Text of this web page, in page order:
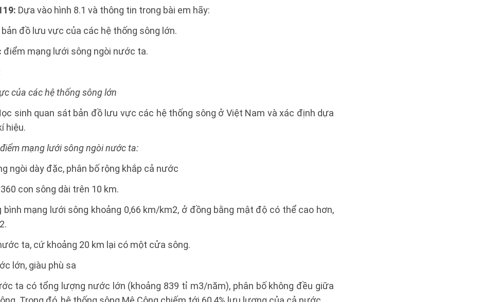
Dựa vào hình 8.1 và thông tin trong bài em hãy:
đồ lưu vực của các hệ thống sông lớn.
điểm mạng lưới sông ngòi nước ta.
của các hệ thống sông lớn
sinh quan sát bản đồ lưu vực các hệ thống sông ở Việt Nam và xác định dựa
hiệu.
mạng lưới sông ngòi nước ta:
ngòi dày đặc, phân bố rộng khắp cả nước
con sông dài trên 10 km.
mạng lưới sông khoảng 0,66 km/km2, ở đồng bằng mật độ có thể cao hơn,
ta, cứ khoảng 20 km lại có một cửa sông.
lớn, giàu phù sa
ta có tổng lượng nước lớn (khoảng 839 tỉ m3/năm), phân bố không đều giữa